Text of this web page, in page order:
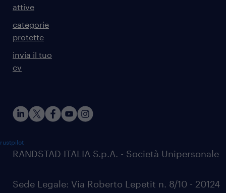
attive
categorie
protette
invia il tuo
cv
RANDSTAD ITALIA S.p.A. - Società Unipersonale
Sede Legale: Via Roberto Lepetit n. 8/10 - 20124